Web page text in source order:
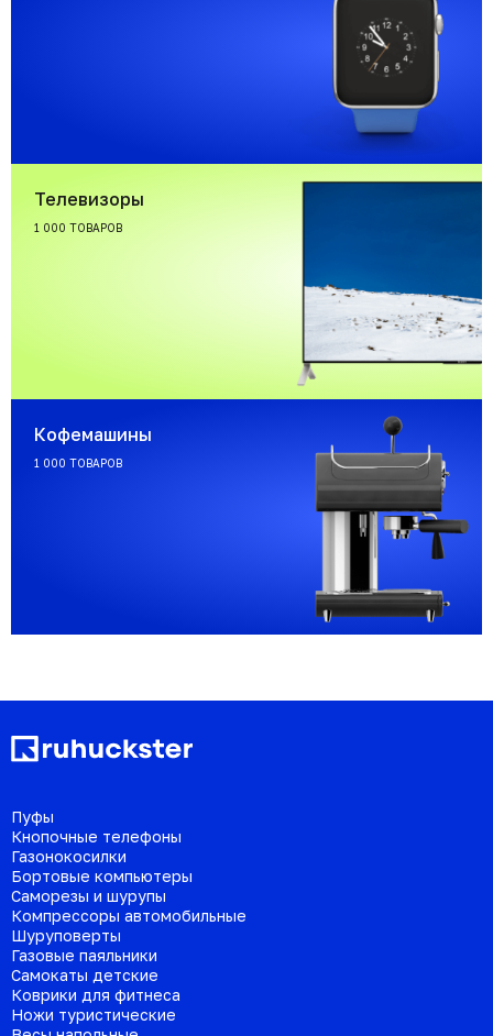
Телевизоры
1 000 ТОВАРОВ
Кофемашины
1 000 ТОВАРОВ
Пуфы
Кнопочные телефоны
Газонокосилки
Бортовые компьютеры
Саморезы и шурупы
Компрессоры автомобильные
Шуруповерты
Газовые паяльники
Самокаты детские
Коврики для фитнеса
Ножи туристические